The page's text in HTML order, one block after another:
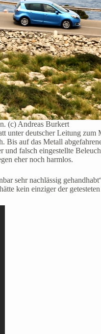
(c) Andreas Burkert
unter deutscher Leitung
auf das Metall
falsch eingestellte
eher noch harmlos.
sehr nachlässig
kein einziger der